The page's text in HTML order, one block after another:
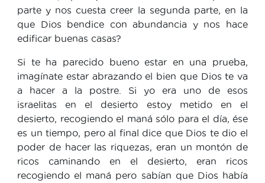
parte y nos cuesta creer la segunda parte, en la
que Dios bendice con abundancia y nos hace
edificar buenas casas?
Si te ha parecido bueno estar en una prueba,
imagínate estar abrazando el bien que Dios te va
a hacer a la postre. Si yo era uno de esos
israelitas en el desierto estoy metido en el
desierto, recogiendo el maná sólo para el día, ése
es un tiempo, pero al final dice que Dios te dio el
poder de hacer las riquezas, eran un montón de
ricos caminando en el desierto, eran ricos
recogiendo el maná pero sabían que Dios había